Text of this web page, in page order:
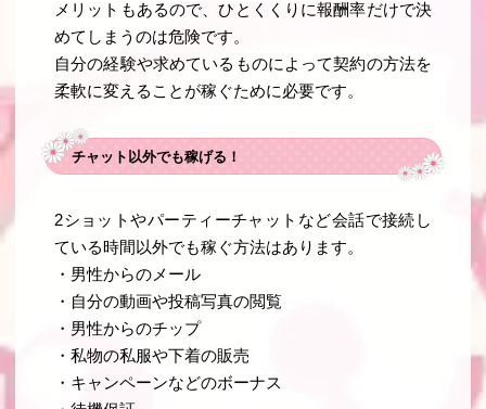
メリットもあるので、ひとくくりに報酬率だけで決
めてしまうのは危険です。
自分の経験や求めているものによって契約の方法を
柔軟に変えることが稼ぐために必要です。
チャット以外でも稼げる！
2ショットやパーティーチャットなど会話で接続し
ている時間以外でも稼ぐ方法はあります。
・男性からのメール
・自分の動画や投稿写真の閲覧
・男性からのチップ
・私物の私服や下着の販売
・キャンペーンなどのボーナス